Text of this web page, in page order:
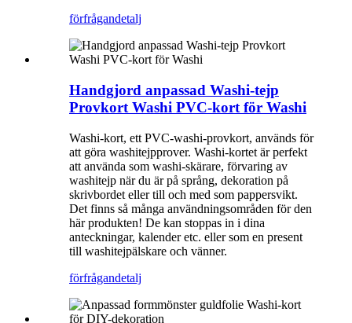
förfrågandetalj
Handgjord anpassad Washi-tejp
Provkort Washi PVC-kort för Washi
Washi-kort, ett PVC-washi-provkort, används för
att göra washitejpprover. Washi-kortet är perfekt
att använda som washi-skärare, förvaring av
washitejp när du är på språng, dekoration på
skrivbordet eller till och med som pappersvikt.
Det finns så många användningsområden för den
här produkten! De kan stoppas in i dina
anteckningar, kalender etc. eller som en present
till washitejpälskare och vänner.
förfrågandetalj